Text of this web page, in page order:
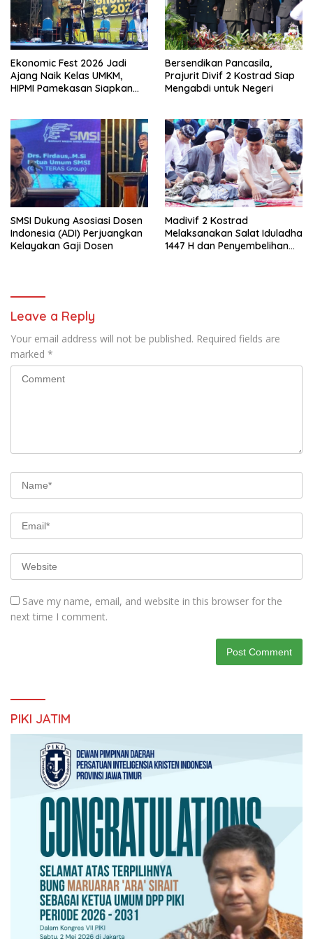
Ekonomic Fest 2026 Jadi
Ajang Naik Kelas UMKM,
HIPMI Pamekasan Siapkan
Bersendikan Pancasila,
Prajurit Divif 2 Kostrad Siap
Mengabdi untuk Negeri
SMSI Dukung Asosiasi Dosen
Indonesia (ADI) Perjuangkan
Kelayakan Gaji Dosen
Madivif 2 Kostrad
Melaksanakan Salat Iduladha
1447 H dan Penyembelihan
Leave a Reply
Your email address will not be published. Required fields are
marked *
Save my name, email, and website in this browser for the
next time I comment.
PIKI JATIM